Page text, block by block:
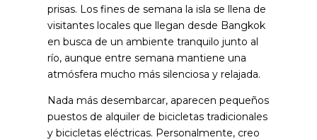
prisas. Los fines de semana la isla se llena de
visitantes locales que llegan desde Bangkok
en busca de un ambiente tranquilo junto al
río, aunque entre semana mantiene una
atmósfera mucho más silenciosa y relajada.
Nada más desembarcar, aparecen pequeños
puestos de alquiler de bicicletas tradicionales
y bicicletas eléctricas. Personalmente, creo